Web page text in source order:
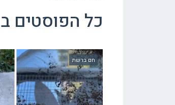
כל הפוסטים ב
חם ברשת